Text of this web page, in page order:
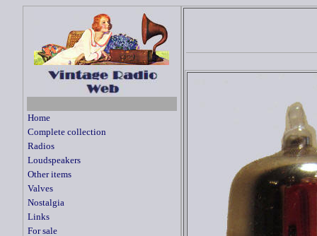
Home
Complete collection
Radios
Loudspeakers
Other items
Valves
Nostalgia
Links
For sale